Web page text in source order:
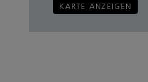
KARTE ANZEIGEN